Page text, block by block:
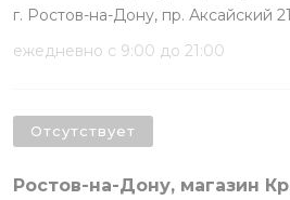
г. Ростов-на-Дону, пр. Аксайский 21
ежедневно с 9:00 до 21:00
Ростов-на-Дону, магазин
Отсутствует